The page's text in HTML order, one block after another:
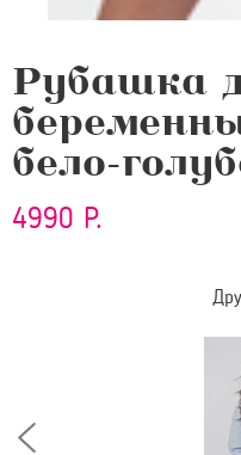
Рубашка
бело-
4990 Р.